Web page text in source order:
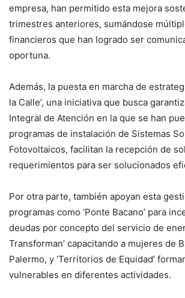
empresa, han permitido esta mejora
trimestres anteriores, sumándose
financieros que han logrado ser
oportuna.
Además, la puesta en marcha de
la Calle’, una iniciativa que busca
Integral de Atención en la que se han
programas de instalación de Sistemas
Fotovoltaicos, facilitan la recepción de
requerimientos para ser solucionados
Por otra parte, también apoyan esta
programas como ‘Ponte Bacano’ para
deudas por concepto del servicio de
Transforman’ capacitando a mujeres de
Palermo, y ‘Territorios de Equidad’
vulnerables en diferentes actividades.